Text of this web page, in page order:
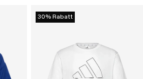
30% Rabatt